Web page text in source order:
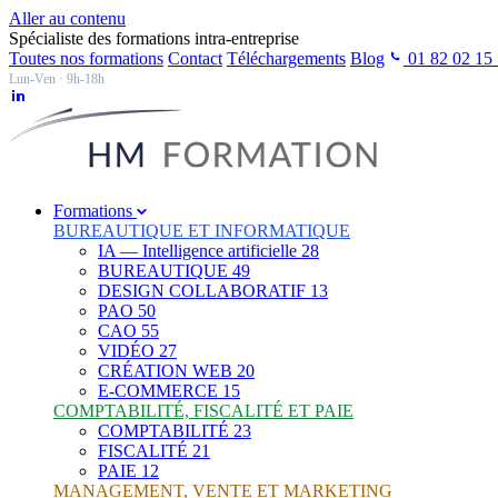
Aller au contenu
Spécialiste des formations intra-entreprise
Toutes nos formations Contact Téléchargements Blog 01 82 02 15
Lun-Ven · 9h-18h
Formations
BUREAUTIQUE ET INFORMATIQUE
IA — Intelligence artificielle 28
BUREAUTIQUE 49
DESIGN COLLABORATIF 13
PAO 50
CAO 55
VIDÉO 27
CRÉATION WEB 20
E-COMMERCE 15
COMPTABILITÉ, FISCALITÉ ET PAIE
COMPTABILITÉ 23
FISCALITÉ 21
PAIE 12
MANAGEMENT, VENTE ET MARKETING